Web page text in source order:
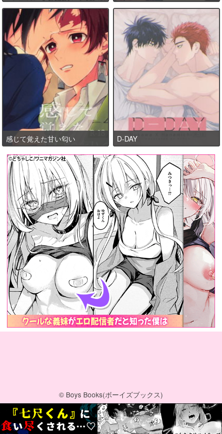
感じて覚えた甘い匂い D-DAY
© Boys Books(ボーイズブックス)